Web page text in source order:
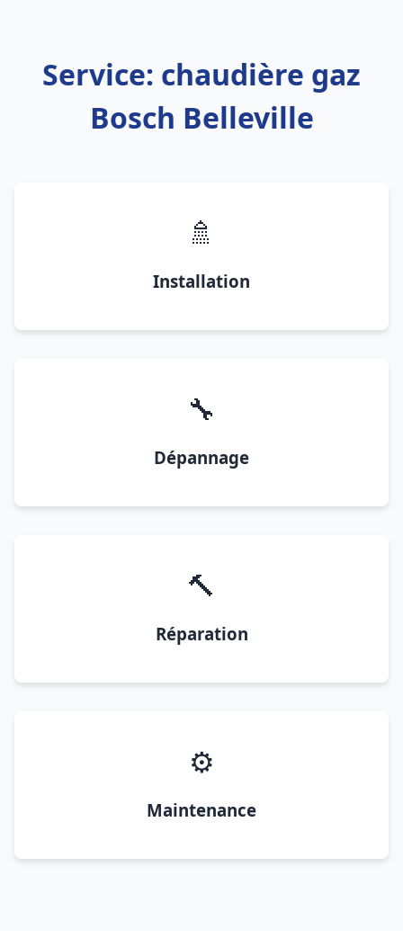
Service: chaudière gaz
Bosch Belleville
🚿
Installation
🔧
Dépannage
🔨
Réparation
⚙️
Maintenance